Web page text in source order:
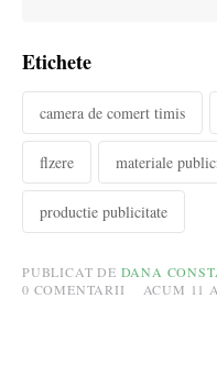
Etichete
camera de comert timis
flzere materiale
productie publicitate
PUBLICAT DE DANA
0 COMENTARII ACUM 11